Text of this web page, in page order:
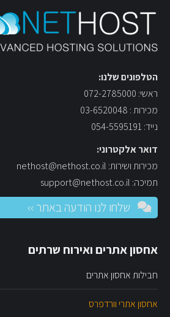
הטלפונים שלנו:
ראשי: 072-2785000
מכירות : 03-6520048
נייד: 054-5595191
דואר אלקטרוני:
מכירות ושירות: nethost@nethost.co.il
תמיכה: support@nethost.co.il
שלחו לנו הודעה באתר ››
אחסון אתרים ואירוח שרתים
חבילות אחסון אתרים
אחסון אתרי וורדפרס